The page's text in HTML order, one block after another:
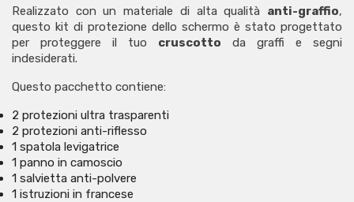
Realizzato con un materiale di alta qualità anti-graffio,
questo kit di protezione dello schermo è stato progettato
per proteggere il tuo cruscotto da graffi e segni
indesiderati.
Questo pacchetto contiene:
2 protezioni ultra trasparenti
2 protezioni anti-riflesso
1 spatola levigatrice
1 panno in camoscio
1 salvietta anti-polvere
1 istruzioni in francese